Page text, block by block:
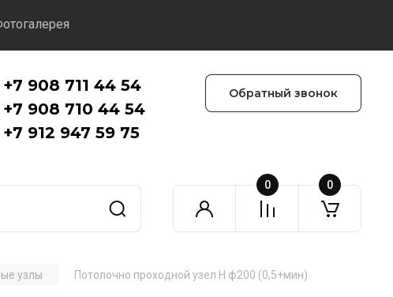
+7 908 711 44 54
+7 908 710 44 54
+7 912 947 59 75
Обратный звонок
0 0
узлы Потолочно проходной узел Н ф200 (0,5+мин)